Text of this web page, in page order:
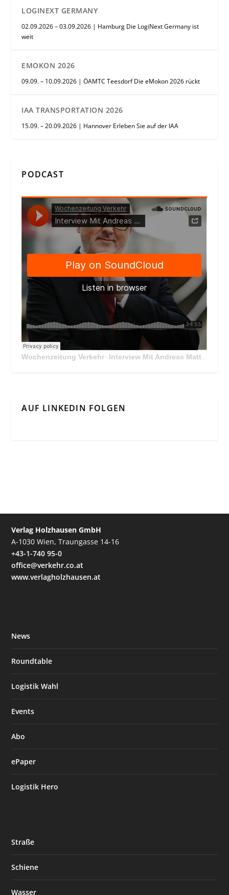
LOGINEXT GERMANY
02.09.2026 – 03.09.2026 | Hamburg Die LogiNext Germany ist
weit
EMOKON 2026
09.09. – 10.09.2026 | ÖAMTC Teesdorf Die eMokon 2026 rückt
IAA TRANSPORTATION 2026
15.09. – 20.09.2026 | Hannover Erleben Sie auf der IAA
PODCAST
Wochenzeitung Verkehr · Interview Mit Andreas Matthä, CEO der ÖBB Holding
AUF LINKEDIN FOLGEN
Verlag Holzhausen GmbH
A-1030 Wien, Traungasse 14-16
+43-1-740 95-0
office@verkehr.co.at
www.verlagholzhausen.at
News
Roundtable
Logistik Wahl
Events
Abo
ePaper
Logistik Hero
Straße
Schiene
Wasser